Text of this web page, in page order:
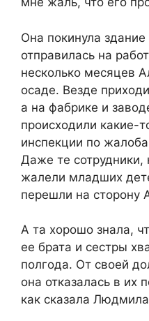
Она покинула
отправилась на
несколько месяцев
осаде. Везде
а на фабрике и
происходили какие-
инспекции по
Даже те сотрудники,
жалели младших
перешли на сторону
А та хорошо знала,
ее брата и сестры
полгода. От своей
она отказалась в их
как сказала